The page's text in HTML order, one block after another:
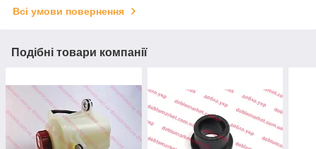
Всі умови повернення
Подібні товари компанії